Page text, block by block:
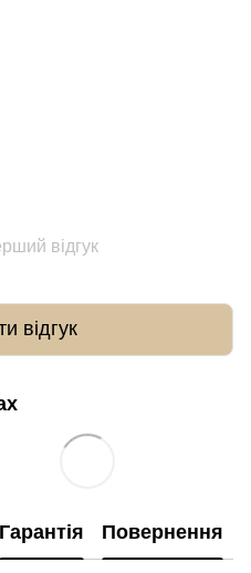
відгук
відгук
Гарантія Повернення